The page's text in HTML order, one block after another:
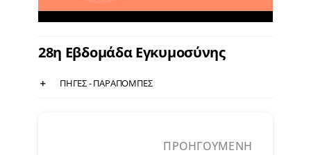
28η Εβδομάδα Εγκυμοσύνης
ΠΗΓΕΣ - ΠΑΡΑΠΟΜΠΕΣ
ΠΡΟΗΓΟΥΜΕΝΗ